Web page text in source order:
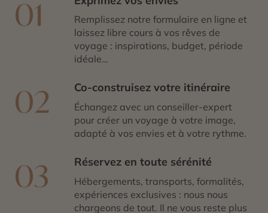
01
Remplissez notre formulaire en ligne et
laissez libre cours à vos rêves de
voyage : inspirations, budget, période
idéale…
02 Co-construisez votre itinéraire
Échangez avec un conseiller-expert
pour créer un voyage à votre image,
adapté à vos envies et à votre rythme.
03 Réservez en toute sérénité
Hébergements, transports, formalités,
expériences exclusives : nous nous
chargeons de tout. Il ne vous reste plus